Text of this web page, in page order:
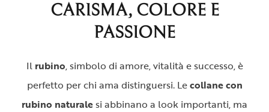
CARISMA, COLORE E
PASSIONE
Il rubino, simbolo di amore, vitalità e successo, è
perfetto per chi ama distinguersi. Lecollane con
rubino naturalesi abbinano a look importanti, ma